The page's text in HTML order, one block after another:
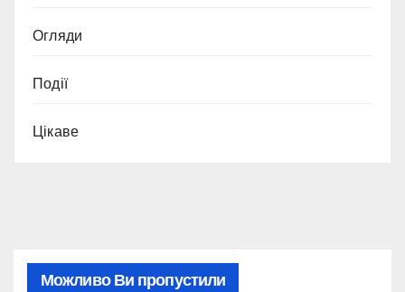
Огляди
Події
Цікаве
Можливо Ви пропустили